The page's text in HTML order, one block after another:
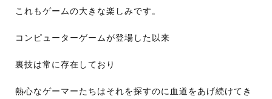
これもゲームの大きな楽しみです。
コンピューターゲームが登場した以来
裏技は常に存在しており
熱心なゲーマーたちはそれを探すのに血道をあげ続けてき